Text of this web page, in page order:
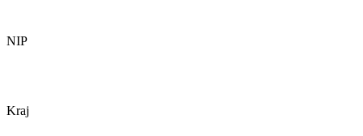
NIP
Kraj